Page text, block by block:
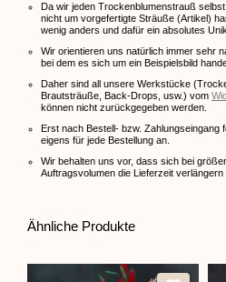
Da wir jeden Trockenblumenstrauß
nicht um vorgefertigte Sträuße (Artikel)
wenig anders und dafür ein absolutes
Wir orientieren uns natürlich immer sehr
bei dem es sich um ein Beispielsbild
Daher sind all unsere Werkstücke
Brautsträuße, Back-Drops, usw.) vom
können nicht zurückgegeben werden.
Erst nach Bestell- bzw.
eigens für jede Bestellung an.
Wir behalten uns vor, dass sich bei
Auftragsvolumen die Lieferzeit verlängern
Ähnliche Produkte